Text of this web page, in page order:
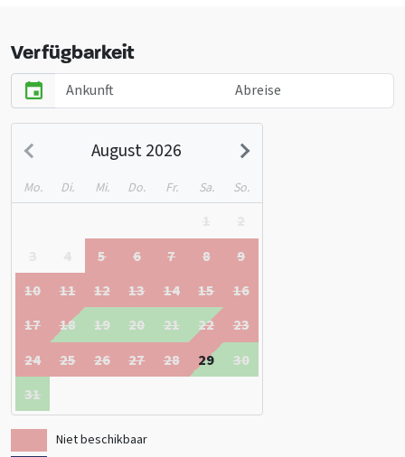
in wunderschöner Umgebung!
Verfügbarkeit
August 2026
Mo. Di. Mi. Do. Fr. Sa. So.
5 6 7 8
9
10
11 12 13 14 15
16
17
18 19 20 21 22
23
24
25 26 27 28 29
30
31
Niet beschikbaar